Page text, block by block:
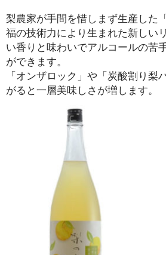
梨農家が手間を惜しまず生産した
福の技術力により生まれた新しい
い香りと味わいでアルコールの苦
ができます。
「オンザロック」や「炭酸割り梨
がると一層美味しさが増します。